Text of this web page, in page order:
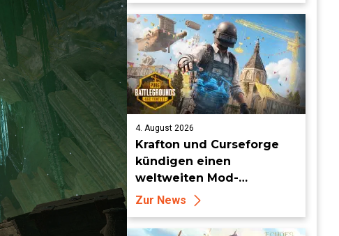
4. August 2026
Krafton und Curseforge
kündigen einen
weltweiten Mod-
Wettbewerb mit einem
Preisgeld von 95.000 US-
Dollar an
Zur News